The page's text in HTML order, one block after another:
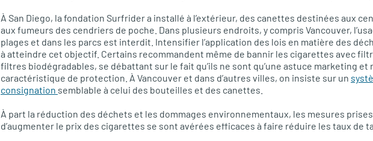
À San Diego, la fondation Surfrider a installé à l’extérieur, des canettes destinées aux
aux fumeurs des cendriers de poche. Dans plusieurs endroits, y compris Vancouver,
plages et dans les parcs est interdit. Intensifier l’application des lois en matière des
à atteindre cet objectif. Certains recommandent même de bannir les cigarettes avec
filtres biodégradables, se débattant sur le fait qu’ils ne sont qu’une astuce marketing et
caractéristique de protection. À Vancouver et dans d’autres villes, on insiste sur un
consignation semblable à celui des bouteilles et des canettes.
À part la réduction des déchets et les dommages environnementaux, les mesures
d’augmenter le prix des cigarettes se sont avérées efficaces à faire réduire les taux de